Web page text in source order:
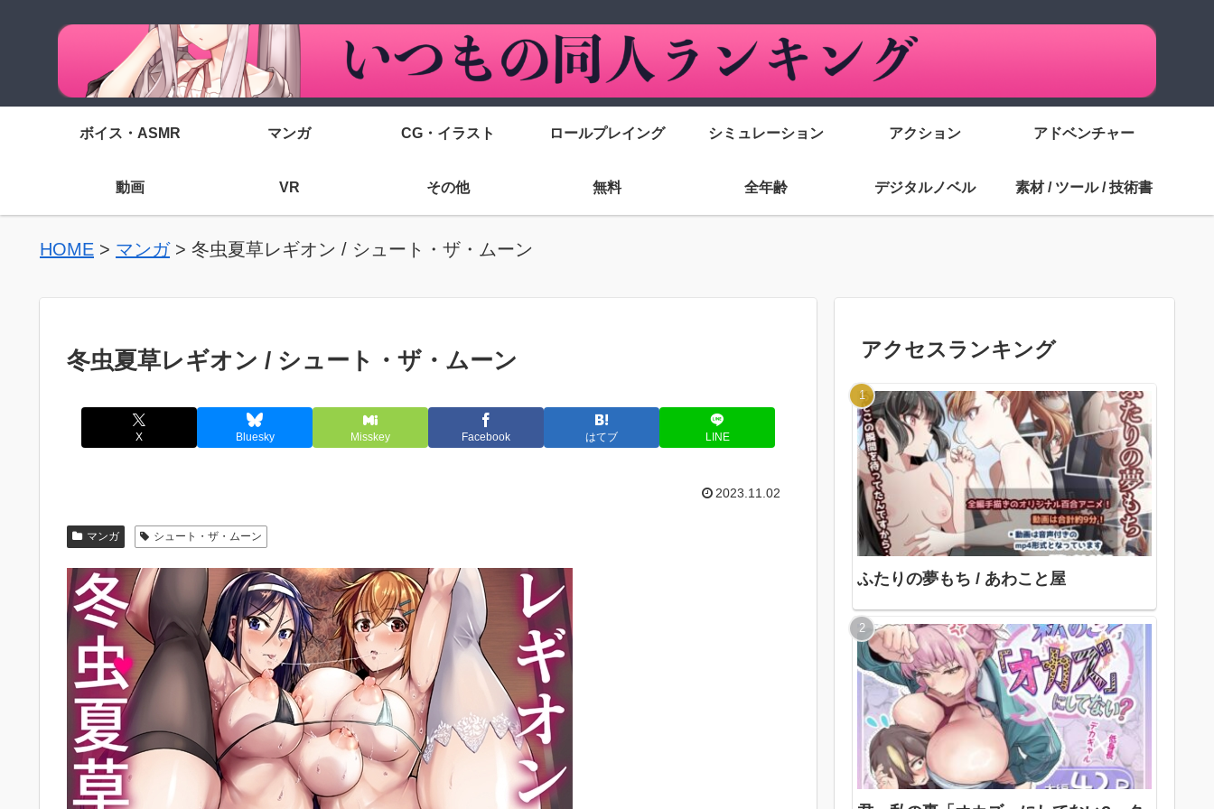
ボイス・ASMR マンガ CG・イラスト ロールプレイング シミュレーション アクション アドベンチャー
動画 VR その他 無料 全年齢 デジタルノベル 素材 / ツール / 技術書
HOME > マンガ> 冬虫夏草レギオン / シュート・ザ・ムーン
冬虫夏草レギオン / シュート・ザ・ムーン
X Bluesky Misskey Facebook はてブ LINE
2023.11.02
マンガ シュート・ザ・ムーン
アクセスランキング
ふたりの夢もち / あわこと屋